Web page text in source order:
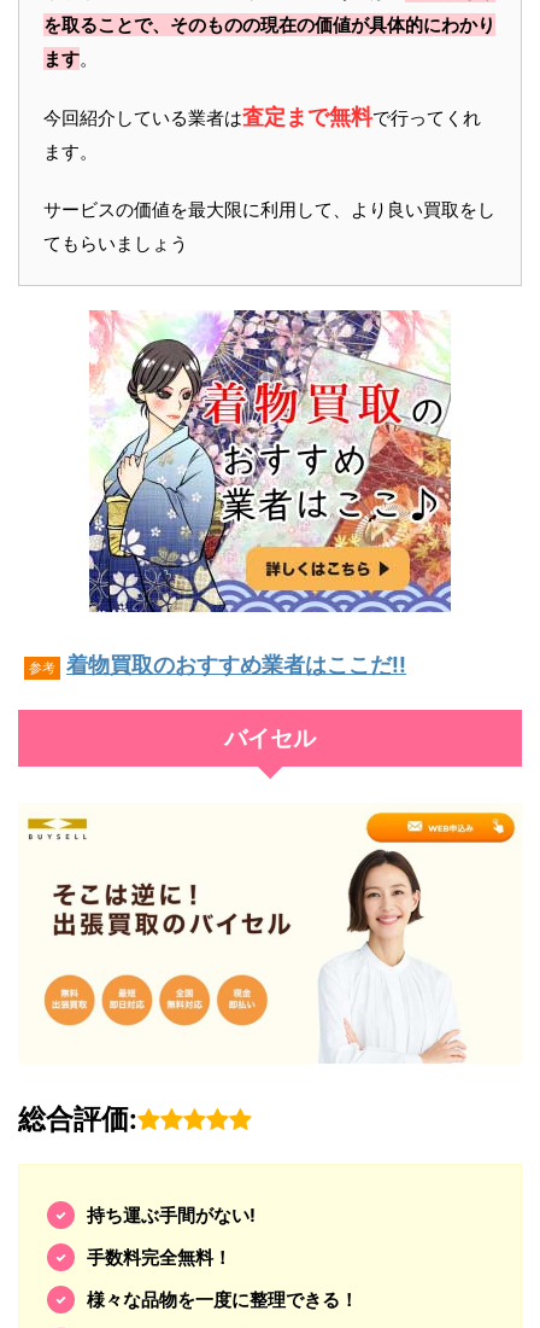
を取ることで、そのものの現在の価値が具体的にわかり
ます。
今回紹介している業者は査定まで無料で行ってくれ
ます。
サービスの価値を最大限に利用して、より良い買取をし
てもらいましょう
参考 着物買取のおすすめ業者はここだ!!
バイセル
総合評価:
持ち運ぶ手間がない!
手数料完全無料！
様々な品物を一度に整理できる！